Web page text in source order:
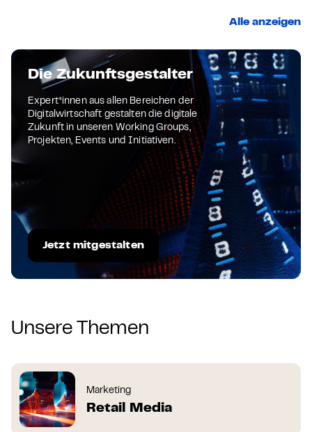
Alle anzeigen
Die Zukunftsgestalter
Expert*innen aus allen Bereichen der
Digitalwirtschaft gestalten die digitale
Zukunft in unseren Working Groups,
Projekten, Events und Initiativen.
Jetzt mitgestalten
Unsere Themen
Marketing
Retail Media